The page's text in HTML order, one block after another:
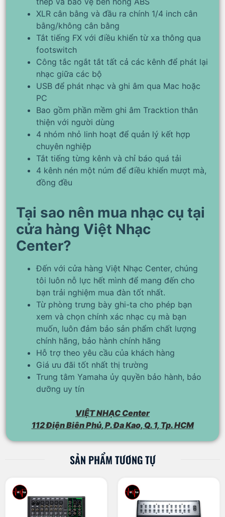
XLR cân bằng và đầu ra chính 1/4 inch cân
bằng/không cân bằng
Tắt tiếng FX với điều khiển từ xa thông qua
footswitch
Công tắc ngắt tắt tất cả các kênh để phát lại
nhạc giữa các bộ
USB để phát nhạc và ghi âm qua Mac hoặc
PC
Bao gồm phần mềm ghi âm Tracktion thân
thiện với người dùng
4 nhóm nhỏ linh hoạt để quản lý kết hợp
chuyên nghiệp
Tắt tiếng từng kênh và chỉ báo quá tải
4 kênh nén một núm để điều khiển mượt mà,
đồng đều
Tại sao nên mua nhạc cụ tại
cửa hàng Việt Nhạc
Center?
Đến với cửa hàng Việt Nhạc Center, chúng
tôi luôn nỗ lực hết mình để mang đến cho
bạn trải nghiệm mua đàn tốt nhất.
Từ phòng trưng bày ghi-ta cho phép bạn
xem và chọn chính xác nhạc cụ mà bạn
muốn, luôn đảm bảo sản phẩm chất lượng
chính hãng, bảo hành chính hãng
Hỗ trợ theo yêu cầu của khách hàng
Giá ưu đãi tốt nhất thị trường
Trung tâm Yamaha ủy quyền bảo hành, bảo
dưỡng uy tín
VIỆT NHẠC Center
112 Điện Biên Phủ, P. Đa Kao, Q. 1, Tp. HCM
SẢN PHẨM TƯƠNG TỰ